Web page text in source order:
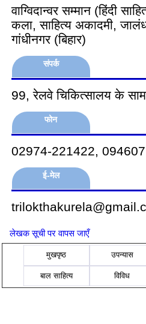
वाग्विदान्वर सम्मान (हिंदी
कला, साहित्य अकादमी,
गांधीनगर (बिहार)
संपर्क
99, रेलवे चिकित्सालय के
फोन
02974-221422,
ई-मेल
लेखक सूची पर वापस जाएँ
मुखपृष्ठ उपन्यास
बाल साहित्य विविध